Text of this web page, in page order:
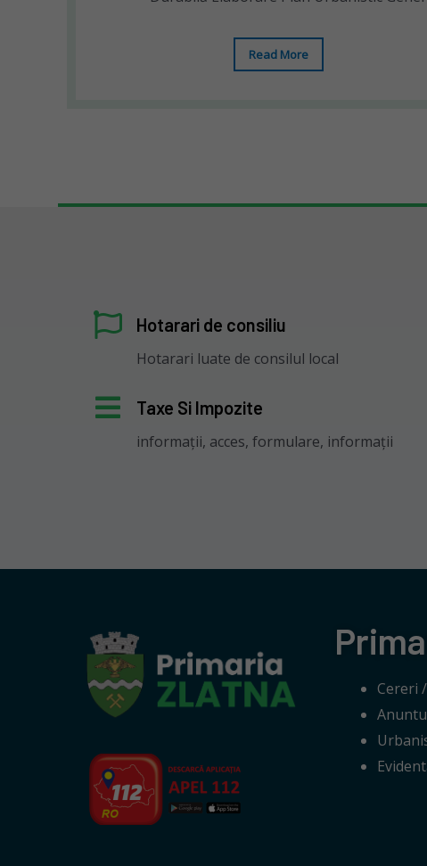
Read More
Hotarari de consiliu
Hotarari luate de consilul local
Taxe Si Impozite
informații, acces, formulare, informații
Cereri